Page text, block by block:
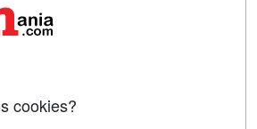
cookies?